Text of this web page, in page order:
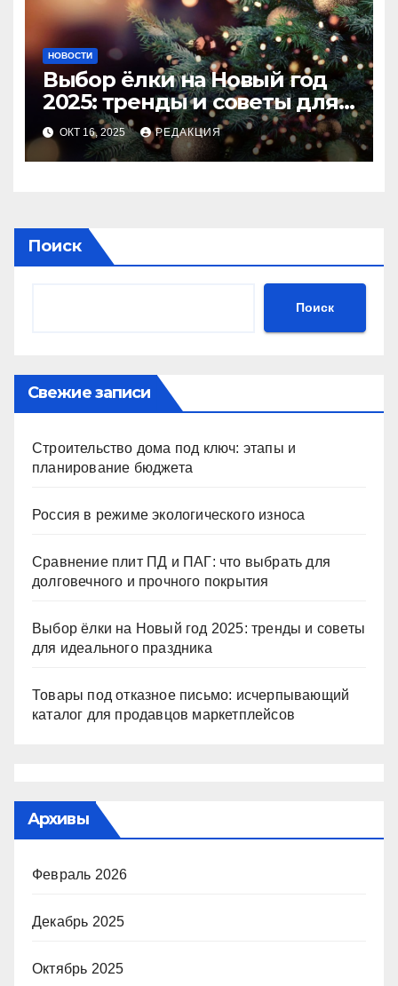
НОВОСТИ
Выбор ёлки на Новый год
2025: тренды и советы для
идеального праздника
ОКТ 16, 2025 РЕДАКЦИЯ
Поиск
Поиск
Свежие записи
Строительство дома под ключ: этапы и
планирование бюджета
Россия в режиме экологического износа
Сравнение плит ПД и ПАГ: что выбрать для
долговечного и прочного покрытия
Выбор ёлки на Новый год 2025: тренды и советы
для идеального праздника
Товары под отказное письмо: исчерпывающий
каталог для продавцов маркетплейсов
Архивы
Февраль 2026
Декабрь 2025
Октябрь 2025